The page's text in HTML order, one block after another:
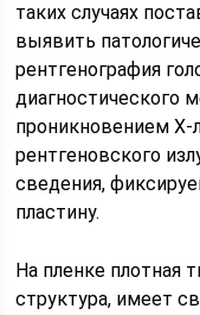
таких случаях
выявить
рентгенография
диагностического
проникновением Х-
рентгеновского
сведения,
пластину.
На пленке плотная
структура, имеет